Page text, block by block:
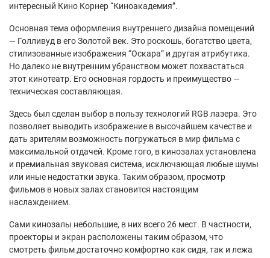
интересный Кино Корнер “Киноакадемия”.
Основная тема оформления внутреннего дизайна помещений
— Голливуд в его Золотой век. Это роскошь, богатство цвета,
стилизованные изображения “Оскара” и другая атрибутика.
Но далеко не внутренним убранством может похвастаться
этот кинотеатр. Его основная гордость и преимущество —
техническая составляющая.
Здесь был сделан выбор в пользу технологий RGB лазера. Это
позволяет выводить изображение в высочайшем качестве и
дать зрителям возможность погружаться в мир фильма с
максимальной отдачей. Кроме того, в кинозалах установлена
и премиальная звуковая система, исключающая любые шумы
или иные недостатки звука. Таким образом, просмотр
фильмов в новых залах становится настоящим
наслаждением.
Сами кинозалы небольшие, в них всего 26 мест. В частности,
проекторы и экран расположены таким образом, что
смотреть фильм достаточно комфортно как сидя, так и лежа